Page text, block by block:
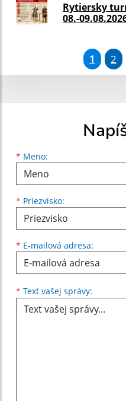
Rytiersky
08.-
1 2
* Meno:
Meno
* Priezvisko:
Priezvisko
* E-mailová adresa:
E-mailová adresa
* Text vašej správy: